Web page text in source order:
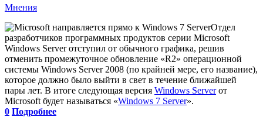
Мнения
Отдел
разработчиков программных продуктов серии Microsoft
Windows Server отступил от обычного графика, решив
отменить промежуточное обновление «R2» операционной
системы Windows Server 2008 (по крайней мере, его название),
которое должно было выйти в свет в течение ближайшей
пары лет. В итоге следующая версия Windows Serverот
Microsoft будет называться «Windows 7 Server».
0 Подробнее